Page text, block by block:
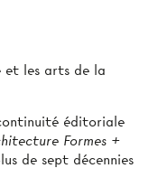
et les arts de la
éditoriale
Formes +
de sept décennies